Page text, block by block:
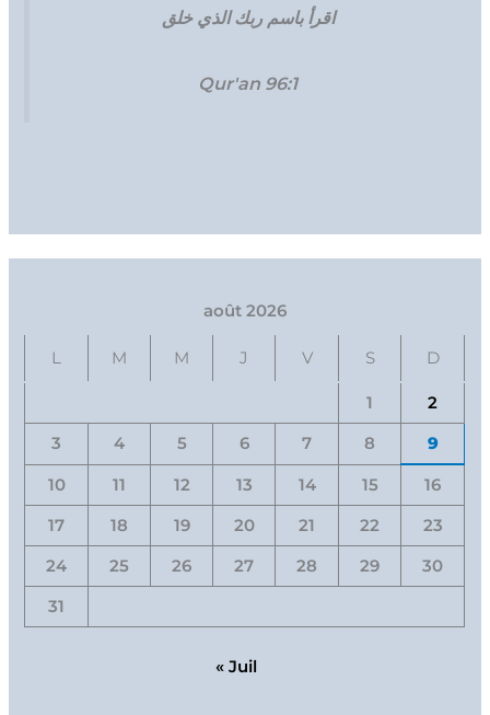
اقرأ باسم ربك الذي خلق
Qur'an 96:1
août 2026
L M M J V S D
1 2
3 4 5 6 7 8 9
10 11 12 13 14 15 16
17 18 19 20 21 22 23
24 25 26 27 28 29 30
31
« Juil